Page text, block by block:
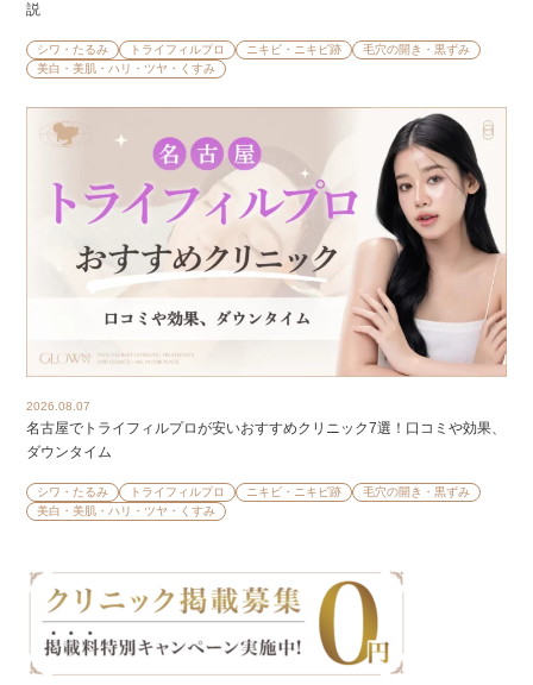
説
シワ・たるみ トライフィルプロ ニキビ・ニキビ跡
毛穴の開き・黒ずみ
美白・美肌・ハリ・ツヤ・くすみ
2026.08.07
名古屋でトライフィルプロが安いおすすめクリニック7選！口コミや効果、
ダウンタイム
シワ・たるみ トライフィルプロ ニキビ・ニキビ跡
毛穴の開き・黒ずみ
美白・美肌・ハリ・ツヤ・くすみ